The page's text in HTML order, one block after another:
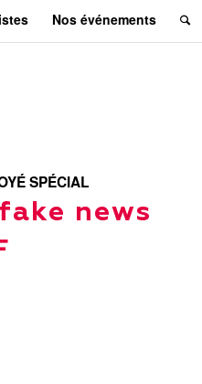
Nos événements
SPÉCIAL
news